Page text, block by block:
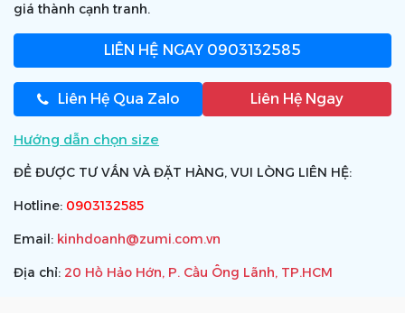
giá thành cạnh tranh.
LIÊN HỆ NGAY 0903132585
Liên Hệ Qua Zalo Liên Hệ Ngay
Hướng dẫn chọn size
ĐỂ ĐƯỢC TƯ VẤN VÀ ĐẶT HÀNG, VUI LÒNG LIÊN HỆ:
Hotline: 0903132585
Email: kinhdoanh@zumi.com.vn
Địa chỉ: 20 Hồ Hảo Hớn, P. Cầu Ông Lãnh, TP.HCM